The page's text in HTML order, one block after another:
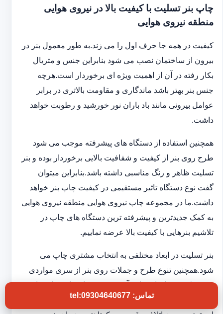
چاپ بنر تسلیت با کیفیت بالا در نیروی هوایی
منطقه نیروی هوایی
کیفیت در همه جا حرف اول را می زند.به طور معمول بنر در
بیرون از ساختمان نصب می شود بنابراین جنس و متریال
بکار رفته در آن از اهمیت ویژه ای برخوردار است.هرچه
جنس بنر بهتر باشد ماندگاری و مقاومت بالاتری در برابر
عوامل بیرونی مانند باد باران نور خورشید و رطوبت خواهد
داشت.
همچنین استفاده از دستگاه های پیشرفته موجب می شود
طرح روی بنر از کیفیت و شفافیت بالایی برخوردار بوده و بنر
تسلیت ظاهر و رنگ مناسبی داشته باشد.بنابراین میتوان
گفت نوع دستگاه تاثیر مستقیمی در کیفیت چاپ بنر خواهد
داشت.ما در مجموعه چاپ نیروی هوایی منطقه نیروی هوایی
به کمک جدیدترین و پیشرفته ترین دستگاه های چاپ در
تلاشیم بنرهایی با کیفیت بالا عرضه نماییم.
بنر تسلیت در ابعاد مختلفی به انتخاب مشتری چاپ می
شود.همچنین تنوع طرح و جملات روی بنر از سری مواردی
هستند که در چاپخانه ما به آن توجه ویژه ای داریم تا شما
بتوانید بنر تسلیتی با کیفیت و فوری در اختیار داشته باشید.به
تماس: tel:09304640677